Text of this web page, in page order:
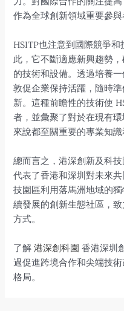
作為全球創新領域重要參與
HSITP也注意到國際競爭
此，它不斷適應新興趨勢
的技術和設備。透過培養
敦促企業保持活躍，隨時
新。這種前瞻性的技術使
者，並彙聚了對於在現有
來說都至關重要的專業知識
總而言之，港深創新及科
代表了香港和深圳對未來
技園區利用落馬洲地域的
續發展的創新生態社區，
方式。
了解港深創科園 香港深圳
過促進跨境合作和尖端技
格局。